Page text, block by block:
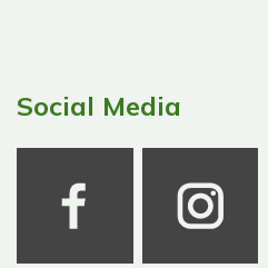
Social Media